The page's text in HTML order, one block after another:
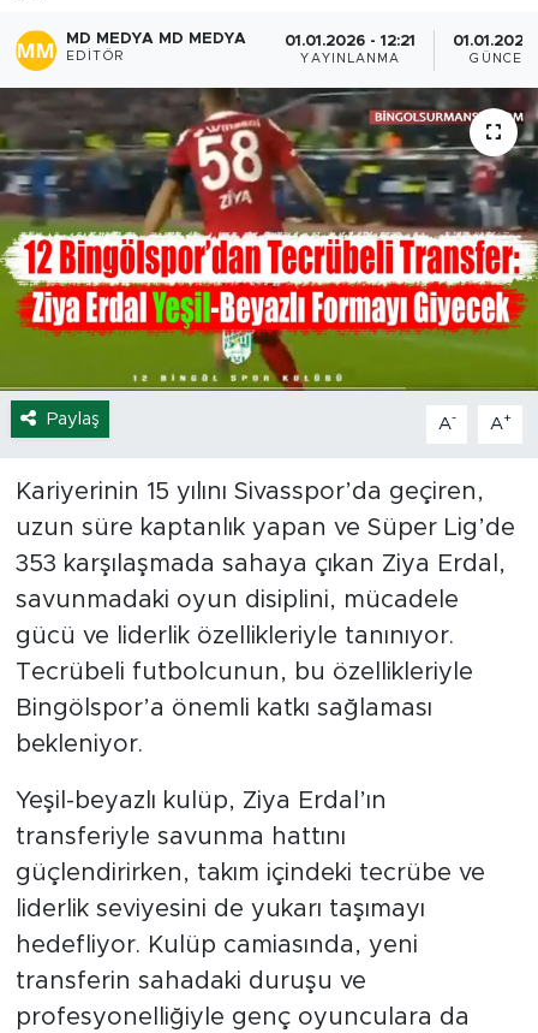
MD MEDYA MD MEDYA
EDITÖR
01.01.2026 - 12:21
YAYINLANMA
01.01.2026
Paylaş A- A+
Kariyerinin 15 yılını Sivasspor’da geçiren,
uzun süre kaptanlık yapan ve Süper Lig’de
353 karşılaşmada sahaya çıkan Ziya Erdal,
savunmadaki oyun disiplini, mücadele
gücü ve liderlik özellikleriyle tanınıyor.
Tecrübeli futbolcunun, bu özellikleriyle
Bingölspor’a önemli katkı sağlaması
bekleniyor.
Yeşil-beyazlı kulüp, Ziya Erdal’ın
transferiyle savunma hattını
güçlendirirken, takım içindeki tecrübe ve
liderlik seviyesini de yukarı taşımayı
hedefliyor. Kulüp camiasında, yeni
transferin sahadaki duruşu ve
profesyonelliğiyle genç oyunculara da
Spor
Yaşam
Sağlık
Eğitim
Ekonomi
Tavz Der